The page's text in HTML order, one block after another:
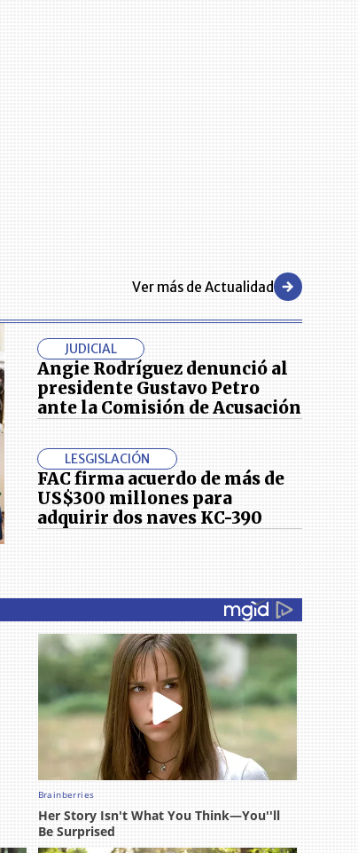
empresas
Ver más de Actualidad
JUDICIAL
Angie Rodríguez denunció al
presidente Gustavo Petro
ante la Comisión de Acusación
LESGISLACIÓN
FAC firma acuerdo de más de
US$300 millones para
adquirir dos naves KC-390